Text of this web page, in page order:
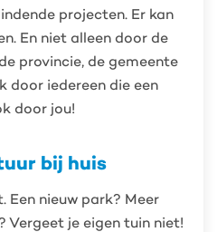
projecten. Er kan
En niet alleen door de
provincie, de gemeente
door iedereen die een
door jou!
bij huis
Een nieuw park? Meer
Vergeet je eigen tuin niet!